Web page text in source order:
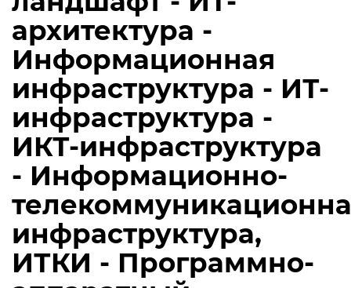
архитектура -
Информационная
инфраструктура - ИТ-
инфраструктура -
ИКТ-инфраструктура
- Информационно-
инфраструктура,
ИТКИ - Программно-